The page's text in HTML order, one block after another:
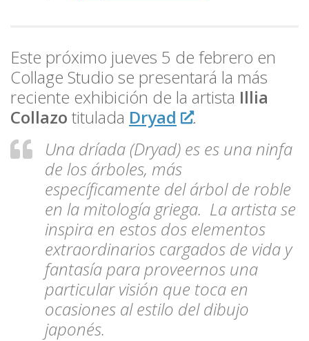
Este próximo jueves 5 de febrero en
Collage Studio se presentará la más
reciente exhibición de la artista Illia
Collazo titulada Dryad
.
Una dríada (Dryad) es es una ninfa
de los árboles, más
específicamente del árbol de roble
en la mitología griega. La artista se
inspira en estos dos elementos
extraordinarios cargados de vida y
fantasía para proveernos una
particular visión que toca en
ocasiones al estilo del dibujo
japonés.